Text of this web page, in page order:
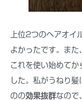
上位2つのヘアオイ
よかったです。また
これを使い始めてか
した。私がうねり
のの効果抜群なので